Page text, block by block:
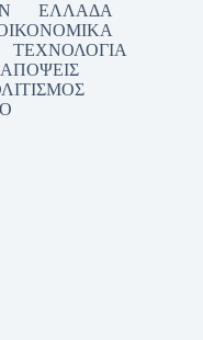
ΕΛΛΑΔΑ
ΤΕΧΝΟΛΟΓΙΑ
ΑΠΟΨΕΙΣ